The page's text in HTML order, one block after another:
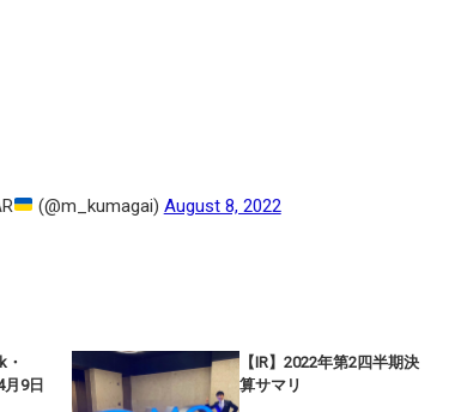
(@m_kumagai) August 8, 2022
月9日
【IR】2022年第2四半期決
算サマリ